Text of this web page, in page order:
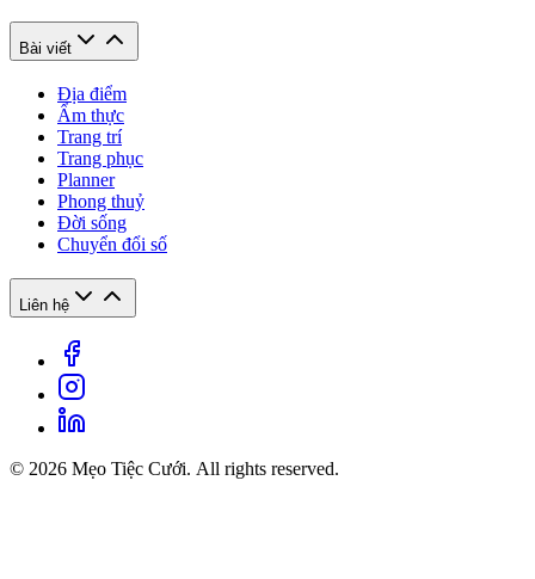
Bài viết
Địa điểm
Ẩm thực
Trang trí
Trang phục
Planner
Phong thuỷ
Đời sống
Chuyển đổi số
Liên hệ
© 2026 Mẹo Tiệc Cưới. All rights reserved.